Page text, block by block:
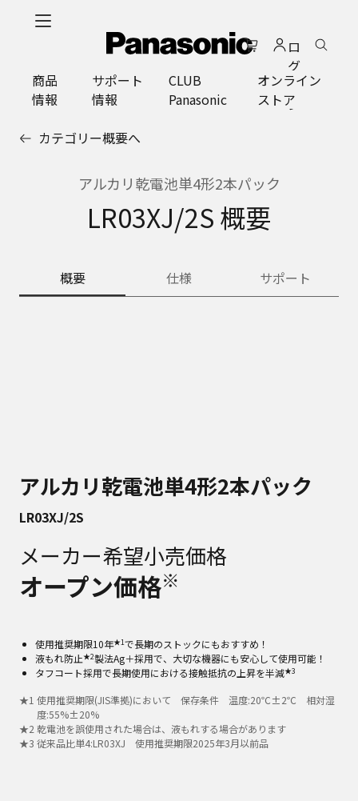
ロ
グ
イ
ン
商品
情報
サポート
情報
CLUB
Panasonic
オンライン
ストア
カテゴリー概要へ
アルカリ乾電池単4形2本パック
LR03XJ/2S 概要
概要 仕様 サポート
アルカリ乾電池単4形2本パック
LR03XJ/2S
メーカー希望小売価格
オープン価格※
使用推奨期限10年★1で長期のストックにもおすすめ！
液もれ防止★2製法Ag＋採用で、大切な機器にも安心して使用可能！​
タフコート採用で長期使用における接触抵抗の上昇を半減★3
★1 使用推奨期限(JIS準拠)において 保存条件 温度:20℃±2℃ 相対湿
度:55%±20%
★2 乾電池を誤使用された場合は、液もれする場合があります
★3 従来品比単4:LR03XJ 使用推奨期限2025年3月以前品